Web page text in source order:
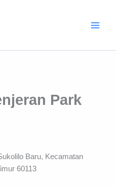
Park
Baru, Kecamatan
60113